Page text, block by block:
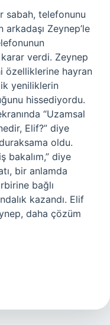
sabah, telefonunu
arkadaşı Zeynep’le
verdi. Zeynep
özelliklerine hayran
yeniliklerin
hissediyordu.
“Uzamsal
Elif?” diye
oldu.
bakalım,” diye
bir anlamda
bağlı
kazandı. Elif
daha çözüm